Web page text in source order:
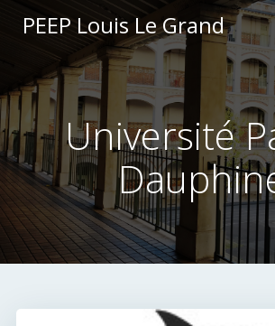
Aller
au
contenu
PEEP Louis Le Grand
Université